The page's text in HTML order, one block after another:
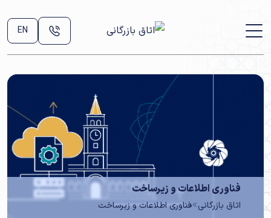
EN
فناوری اطلاعات و زیرساخت
اتاق بازرگانی فناوری اطلاعات و زیرساخت